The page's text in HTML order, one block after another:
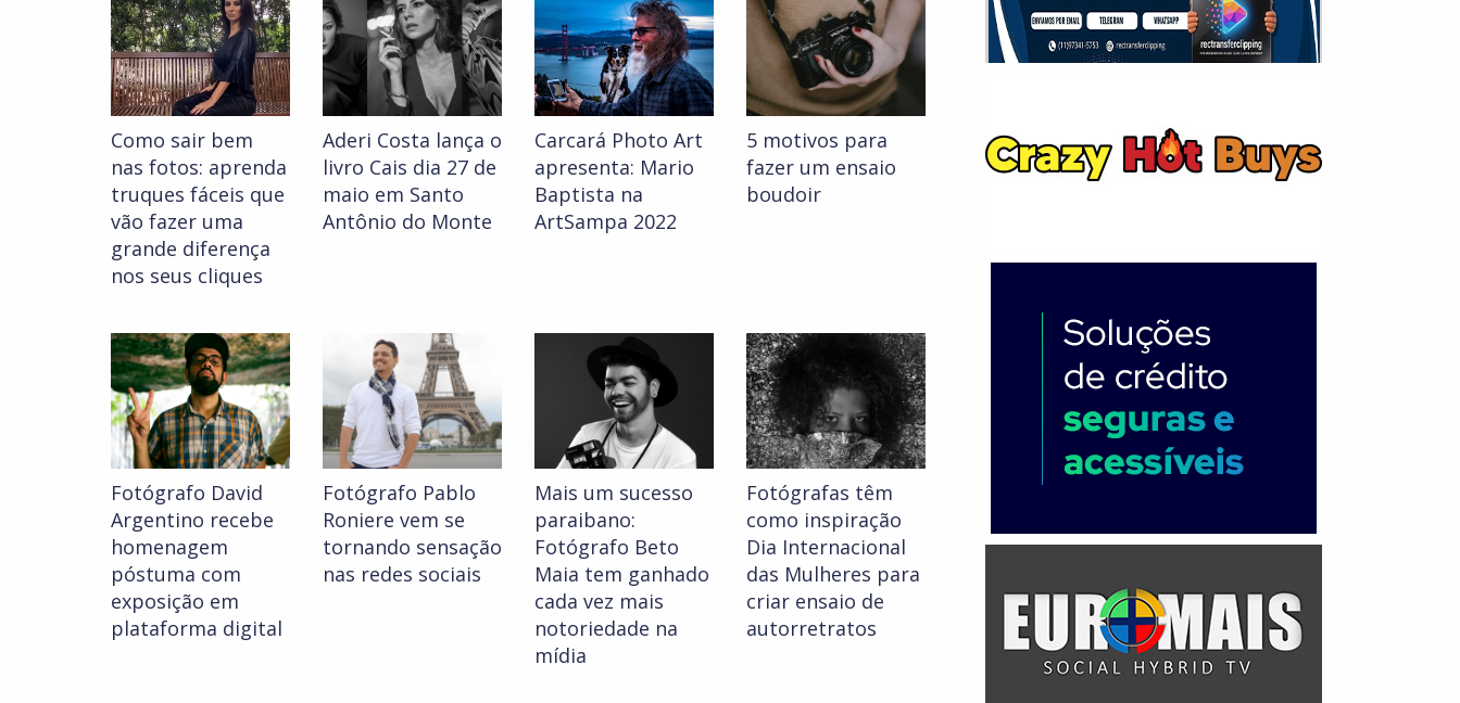
Como sair bem
nas fotos: aprenda
truques fáceis que
vão fazer uma
grande diferença
nos seus cliques
Aderi Costa lança o
livro Cais dia 27 de
maio em Santo
Antônio do Monte
Carcará Photo Art
apresenta: Mario
Baptista na
ArtSampa 2022
5 motivos para
fazer um ensaio
boudoir
Fotógrafo David
Argentino recebe
homenagem
póstuma com
exposição em
plataforma digital
Fotógrafo Pablo
Roniere vem se
tornando sensação
nas redes sociais
Mais um sucesso
paraibano:
Fotógrafo Beto
Maia tem ganhado
cada vez mais
notoriedade na
mídia
Fotógrafas têm
como inspiração
Dia Internacional
das Mulheres para
criar ensaio de
autorretratos